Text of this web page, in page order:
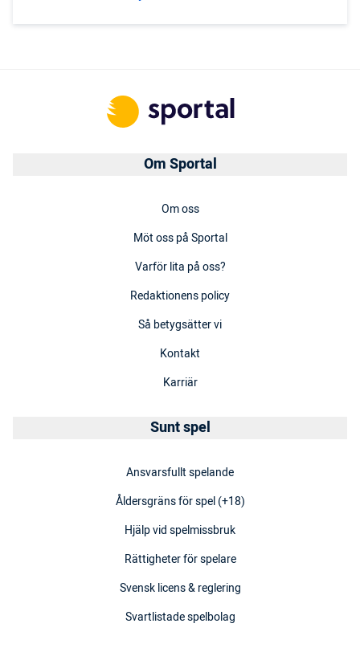
Om Sportal
Om oss
Möt oss på Sportal
Varför lita på oss?
Redaktionens policy
Så betygsätter vi
Kontakt
Karriär
Sunt spel
Ansvarsfullt spelande
Åldersgräns för spel (+18)
Hjälp vid spelmissbruk
Rättigheter för spelare
Svensk licens & reglering
Svartlistade spelbolag